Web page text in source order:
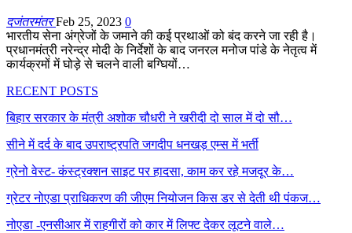
दजंतरमंतरFeb 25, 2023 0
भारतीय सेना अंग्रेजों के जमाने की कई प्रथाओं को बंद करने जा रही है।
प्रधानमंत्री नरेन्द्र मोदी के निर्देशों के बाद जनरल मनोज पांडे के नेतृत्व में
कार्यक्रमों में घोड़े से चलने वाली बग्घियों…
RECENT POSTS
बिहार सरकार के मंत्री अशोक चौधरी ने खरीदी दो साल में दो सौ…
सीने में दर्द के बाद उपराष्ट्रपति जगदीप धनखड़ एम्स में भर्ती
ग्रेनो वेस्ट- कंस्ट्रक्शन साइट पर हादसा, काम कर रहे मजदूर के…
ग्रेटर नोएडा प्राधिकरण की जीएम नियोजन किस डर से देती थी पंकज…
नोएडा -एनसीआर में राहगीरों को कार में लिफ्ट देकर लूटने वाले…